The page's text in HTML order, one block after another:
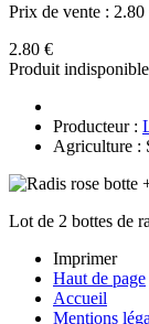
Prix de vente :
2.80 €
Produit indisponible
Producteur :
Agriculture :
Lot de 2 bottes de
Imprimer
Haut de page
Accueil
Mentions